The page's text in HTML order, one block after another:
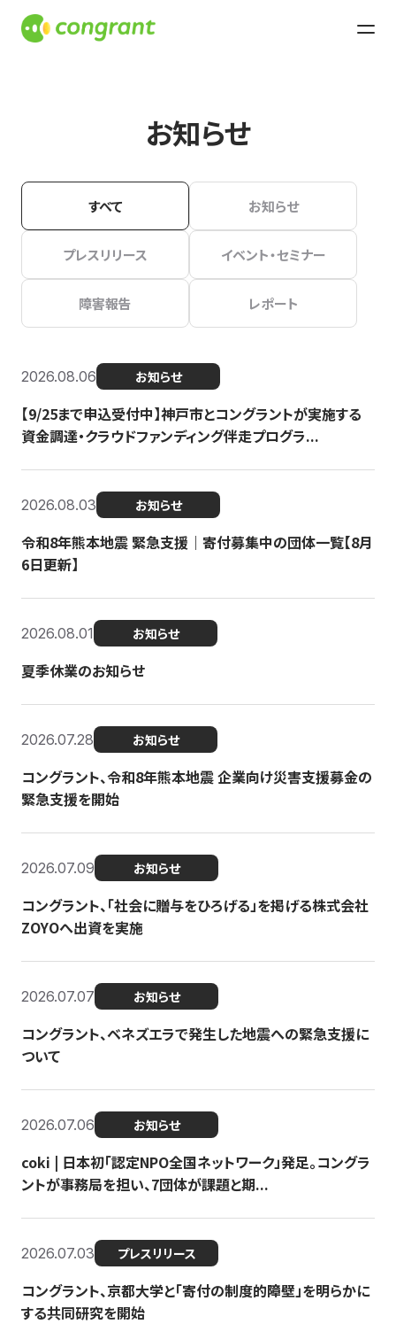
お知らせ
すべて お知らせ
プレスリリース イベント・セミナー
障害報告 レポート
2026.08.06 お知らせ
【9/25まで申込受付中】神戸市とコングラントが実施する
資金調達・クラウドファンディング伴走プログラ...
2026.08.03 お知らせ
令和8年熊本地震 緊急支援｜寄付募集中の団体一覧【8月
6日更新】
2026.08.01 お知らせ
夏季休業のお知らせ
2026.07.28 お知らせ
コングラント、令和8年熊本地震 企業向け災害支援募金の
緊急支援を開始
2026.07.09 お知らせ
コングラント、「社会に贈与をひろげる」を掲げる株式会社
ZOYOへ出資を実施
2026.07.07 お知らせ
コングラント、ベネズエラで発生した地震への緊急支援に
ついて
2026.07.06 お知らせ
coki | 日本初「認定NPO全国ネットワーク」発足。コングラ
ントが事務局を担い、7団体が課題と期...
2026.07.03 プレスリリース
コングラント、京都大学と「寄付の制度的障壁」を明らかに
する共同研究を開始